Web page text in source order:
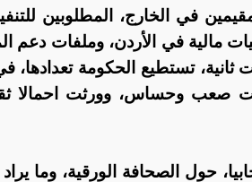
في الخارج، المطلوبين
مالية في الأردن، وملفات دعم
ثانية، تستطيع الحكومة
صعب وحساس، وورثت احمالا
حول الصحافة الورقية، وما